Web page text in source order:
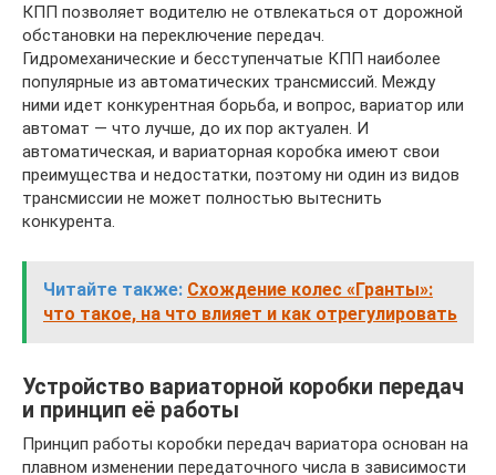
КПП позволяет водителю не отвлекаться от дорожной
обстановки на переключение передач.
Гидромеханические и бесступенчатые КПП наиболее
популярные из автоматических трансмиссий. Между
ними идет конкурентная борьба, и вопрос, вариатор или
автомат — что лучше, до их пор актуален. И
автоматическая, и вариаторная коробка имеют свои
преимущества и недостатки, поэтому ни один из видов
трансмиссии не может полностью вытеснить
конкурента.
Читайте также: Схождение колес «Гранты»:
что такое, на что влияет и как отрегулировать
Устройство вариаторной коробки передач
и принцип её работы
Принцип работы коробки передач вариатора основан на
плавном изменении передаточного числа в зависимости